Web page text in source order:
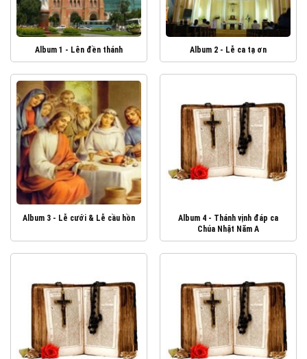
Album 1 - Lên đền thánh Album 2 - Lễ ca tạ ơn
Album 3 - Lễ cưới & Lễ cầu hồn
Album 4 - Thánh vịnh đáp ca
Chúa Nhật Năm A